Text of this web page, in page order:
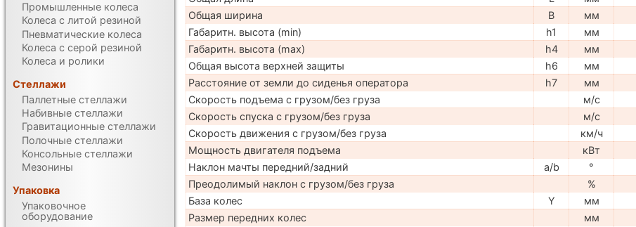
Общая ширина
B мм
Габаритн. высота (min)
h1 мм
Габаритн. высота (max)
h4 мм
Общая высота верхней защиты
h6 мм
Расстояние от земли до сиденья оператора
h7 мм
Скорость подъема с грузом/без груза
м/с
Скорость спуска с грузом/без груза
м/с
Скорость движения с грузом/без груза
км/ч
Мощность двигателя подъема
кВт
Наклон мачты передний/задний
a/b °
Преодолимый наклон с грузом/без груза
%
База колес
Y мм
Размер передних колес
мм
Промышленные колеса
Колеса с литой резиной
Пневматические колеса
Колеса с серой резиной
Колеса и ролики
Стеллажи
Паллетные стеллажи
Набивные стеллажи
Гравитационные стеллажи
Полочные стеллажи
Консольные стеллажи
Мезонины
Упаковка
Упаковочное
оборудование